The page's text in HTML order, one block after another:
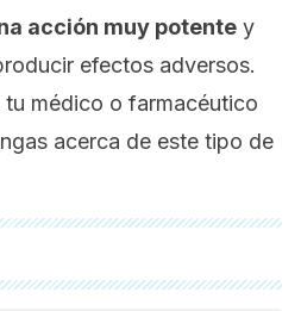
acción muy potente y
efectos adversos.
médico o farmacéutico
acerca de este tipo de
revisadas a profundidad por